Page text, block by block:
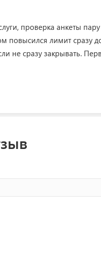
проверка анкеты
лимит сразу
не сразу закрывать.